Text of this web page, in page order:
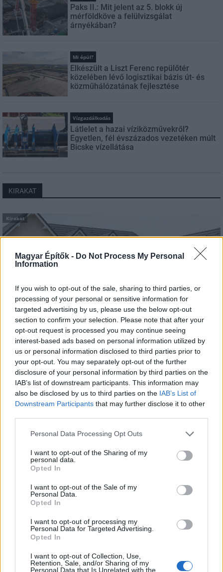
Magyar Építők - Do Not Process My Personal
Information
If you wish to opt-out of the sale, sharing to third parties, or
processing of your personal or sensitive information for
targeted advertising by us, please use the below opt-out
section to confirm your selection. Please note that after your
opt-out request is processed you may continue seeing
interest-based ads based on personal information utilized by
us or personal information disclosed to third parties prior to
your opt-out. You may separately opt-out of the further
disclosure of your personal information by third parties on the
IAB’s list of downstream participants. This information may
also be disclosed by us to third parties on the IAB’s List of
Downstream Participants that may further disclose it to other
Please note that this website/app uses one or more Google
not limited to your visit or usage behaviour. You may click to
grant or deny consent to Google and its third-party tags to
use your data for below specified purposes in below Google
consent section.
Personal Data Processing Opt Outs
I want to opt-out of the Sharing of my
personal data.
Opted In
I want to opt-out of the Sale of my
Personal Data.
Opted In
I want to opt-out of processing my
Personal Data for Targeted Advertising.
Opted In
I want to opt-out of Collection, Use,
Retention, Sale, and/or Sharing of my
Personal Data that Is Unrelated with the
Paks II.: Mit jelent az 5. blokk új
mérföldköve a felülvizsgálat
árnyékában?
Mi épül?
Elkészült a Liszt Ferenc repülőtér
közelében lévő logisztikai bázis út- és
közműhálózatának fejlesztése
Vízgazdálkodás
Látlelet a hazai víziközművekről?
Egyetlen, fél évszázados vezetéken múlt
Bicske vízellátása
KIRAKAT
Kirakat
Tető, ami évtizedeken át gondoskodik a családról
tetőcserepet!